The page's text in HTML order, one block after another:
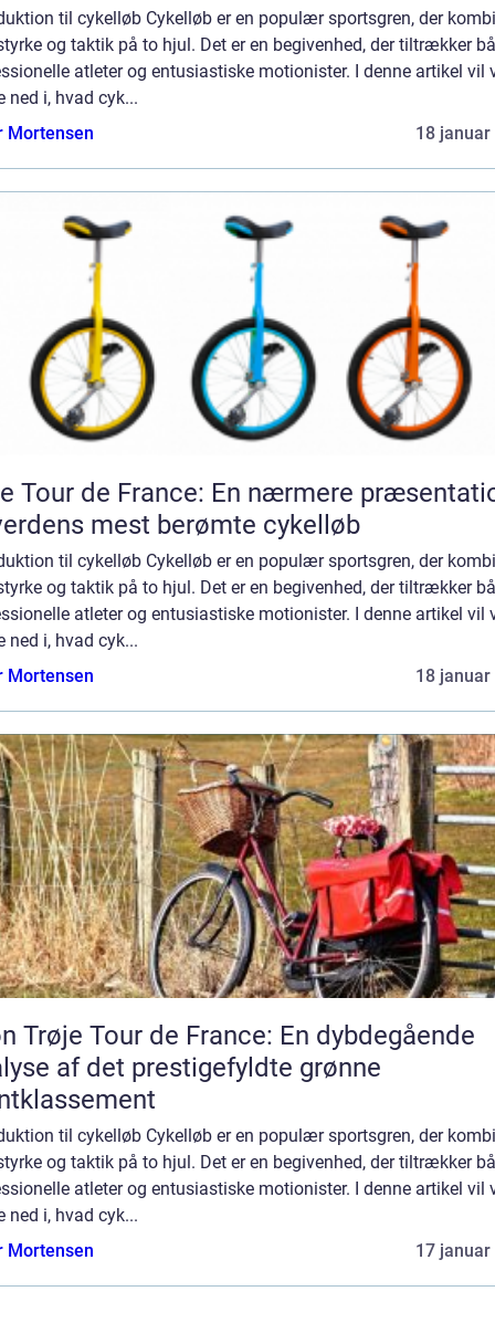
til cykelløb Cykelløb er en populær sportsgren, der
og taktik på to hjul. Det er en begivenhed, der tiltrækker
atleter og entusiastiske motionister. I denne artikel vil
ned i, hvad cyk...
Mortensen
18 januar
Tour de France: En nærmere
mest berømte cykelløb
til cykelløb Cykelløb er en populær sportsgren, der
og taktik på to hjul. Det er en begivenhed, der tiltrækker
atleter og entusiastiske motionister. I denne artikel vil
ned i, hvad cyk...
Mortensen
18 januar
Trøje Tour de France: En dybdegående
af det prestigefyldte grønne
til cykelløb Cykelløb er en populær sportsgren, der
og taktik på to hjul. Det er en begivenhed, der tiltrækker
atleter og entusiastiske motionister. I denne artikel vil
ned i, hvad cyk...
Mortensen
17 januar